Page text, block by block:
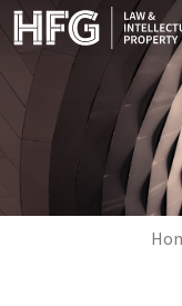
Skip to main content